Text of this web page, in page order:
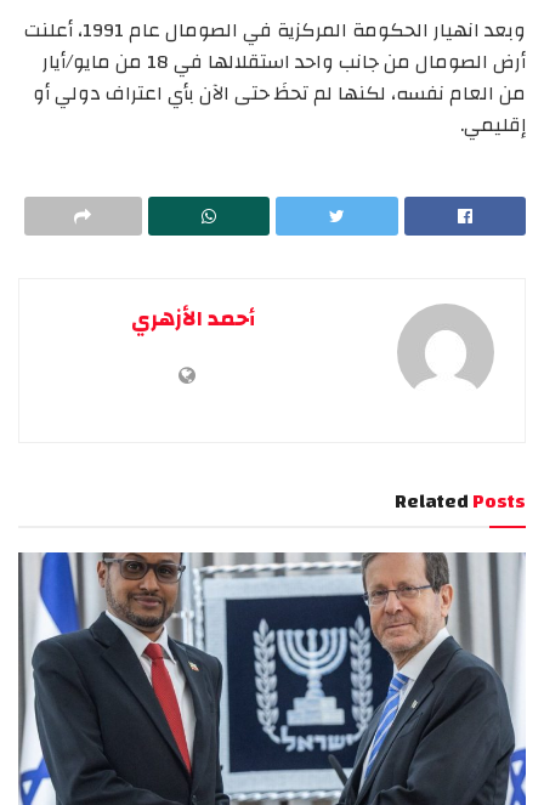
وبعد انهيار الحكومة المركزية في الصومال عام 1991، أعلنت
أرض الصومال من جانب واحد استقلالها في 18 من مايو/أيار
من العام نفسه، لكنها لم تحظَ حتى الآن بأي اعتراف دولي أو
إقليمي.
أحمد الأزهري
RelatedPosts